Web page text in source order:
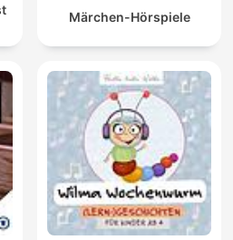
Märchen-Hörspiele